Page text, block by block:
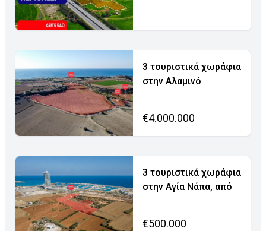
3 τουριστικά χωράφια
στην Αλαμινό
€4.000.000
3 τουριστικά χωράφια
στην Αγία Νάπα, από
€500.000